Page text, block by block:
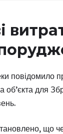
повідомило
об’єкта для
що